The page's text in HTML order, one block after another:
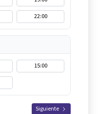
22:00
15:00
Siguiente